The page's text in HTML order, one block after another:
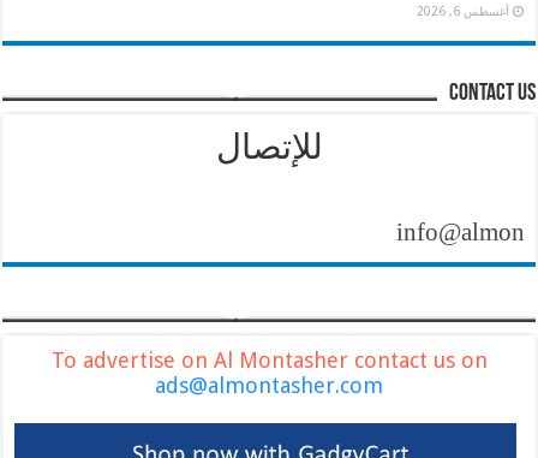
أغسطس 6, 2026
contact us
للإتصال
To advertise on Al Montasher contact us on
ads@almontasher.com